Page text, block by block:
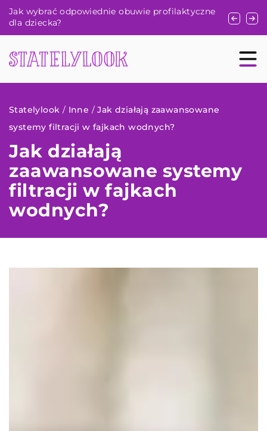
Jak bezpiecznie i skutecznie wykorzystać
suplementy diety do redukcji tłuszczu
Jak
i
Statelylook / Inne /Jak działają zaawansowane
systemy filtracji w fajkach wodnych?
Jak działają
zaawansowane systemy
filtracji w fajkach
wodnych?